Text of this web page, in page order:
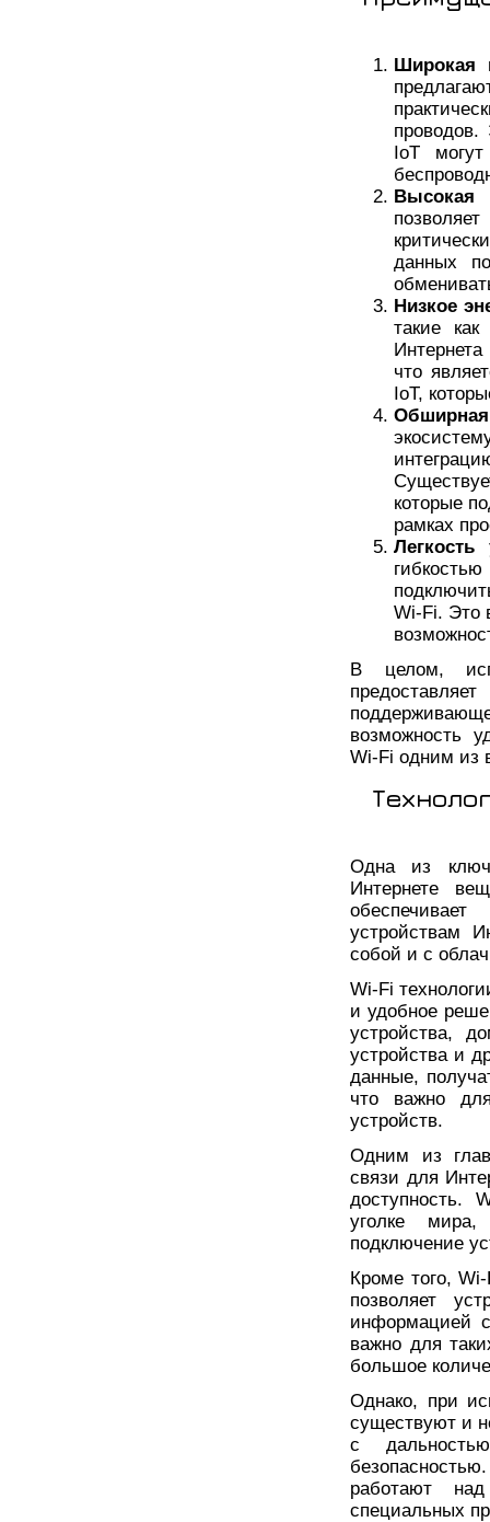
Широкая
проводов.
IoT
Высокая
данных
Низкое
такие
что
IoT,
которые
рамках
Wi-Fi. Это
В целом,
возможность
Wi-Fi одним из
Одна из
Интернете
устройствам
собой и с
Wi-Fi
и удобное
устройства,
устройства и
данные,
что важно
устройств.
Одним из
связи для
доступность.
уголке мира,
подключение
Кроме того,
позволяет
информацией
важно для
большое
Однако, при
существуют и
с
работают
специальных